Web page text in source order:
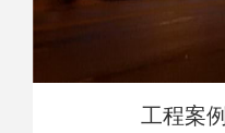
工程案例